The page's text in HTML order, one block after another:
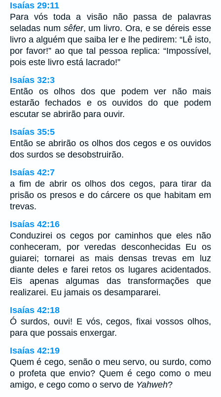
Isaías 29:11
Para vós toda a visão não passa de palavras
seladas num sêfer, um livro. Ora, e se déreis esse
livro a alguém que saiba ler e lhe pedirem: “Lê isto,
por favor!” ao que tal pessoa replica: “Impossível,
pois este livro está lacrado!”
Isaías 32:3
Então os olhos dos que podem ver não mais
estarão fechados e os ouvidos do que podem
escutar se abrirão para ouvir.
Isaías 35:5
Então se abrirão os olhos dos cegos e os ouvidos
dos surdos se desobstruirão.
Isaías 42:7
a fim de abrir os olhos dos cegos, para tirar da
prisão os presos e do cárcere os que habitam em
trevas.
Isaías 42:16
Conduzirei os cegos por caminhos que eles não
conheceram, por veredas desconhecidas Eu os
guiarei; tornarei as mais densas trevas em luz
diante deles e farei retos os lugares acidentados.
Eis apenas algumas das transformações que
realizarei. Eu jamais os desampararei.
Isaías 42:18
Ó surdos, ouvi! E vós, cegos, fixai vossos olhos,
para que possais enxergar.
Isaías 42:19
Quem é cego, senão o meu servo, ou surdo, como
o profeta que envio? Quem é cego como o meu
amigo, e cego como o servo de Yahweh?